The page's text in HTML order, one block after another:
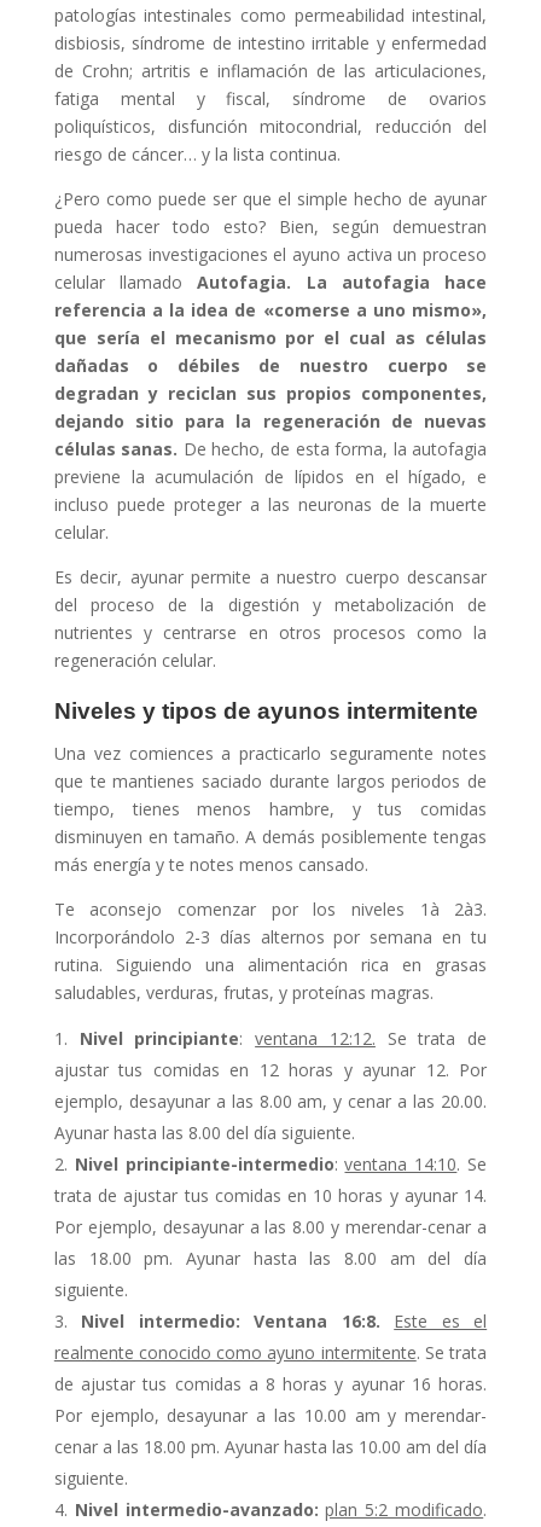
patologías intestinales como permeabilidad intestinal,
disbiosis, síndrome de intestino irritable y enfermedad
de Crohn; artritis e inflamación de las articulaciones,
fatiga mental y fiscal, síndrome de ovarios
poliquísticos, disfunción mitocondrial, reducción del
riesgo de cáncer… y la lista continua.
¿Pero como puede ser que el simple hecho de ayunar
pueda hacer todo esto? Bien, según demuestran
numerosas investigaciones el ayuno activa un proceso
celular llamadoAutofagia. La autofagia hace
referencia a la idea de «comerse a uno mismo»,
que sería el mecanismo por el cual as células
dañadas o débiles de nuestro cuerpo se
degradan y reciclan sus propios componentes,
dejando sitio para la regeneración de nuevas
células sanas. De hecho, de esta forma, la autofagia
previene la acumulación de lípidos en el hígado, e
incluso puede proteger a las neuronas de la muerte
celular.
Es decir, ayunar permite a nuestro cuerpo descansar
del proceso de la digestión y metabolización de
nutrientes y centrarse en otros procesos como la
regeneración celular.
Niveles y tipos de ayunos intermitente
Una vez comiences a practicarlo seguramente notes
que te mantienes saciado durante largos periodos de
tiempo, tienes menos hambre, y tus comidas
disminuyen en tamaño. A demás posiblemente tengas
más energía y te notes menos cansado.
Te aconsejo comenzar por los niveles 1à 2à3.
Incorporándolo 2-3 días alternos por semana en tu
rutina. Siguiendo una alimentación rica en grasas
saludables, verduras, frutas, y proteínas magras.
Nivel principiante:ventana 12:12. Se trata de
ajustar tus comidas en 12 horas y ayunar 12. Por
ejemplo, desayunar a las 8.00 am, y cenar a las 20.00.
Ayunar hasta las 8.00 del día siguiente.
Nivel principiante-intermedio:ventana 14:10. Se
trata de ajustar tus comidas en 10 horas y ayunar 14.
Por ejemplo, desayunar a las 8.00 y merendar-cenar a
las 18.00 pm. Ayunar hasta las 8.00 am del día
siguiente.
Nivel intermedio: Ventana 16:8.
Este es el
realmente conocido como ayuno intermitente. Se trata
de ajustar tus comidas a 8 horas y ayunar 16 horas.
Por ejemplo, desayunar a las 10.00 am y merendar-
cenar a las 18.00 pm. Ayunar hasta las 10.00 am del día
siguiente.
Nivel intermedio-avanzado: plan 5:2 modificado.